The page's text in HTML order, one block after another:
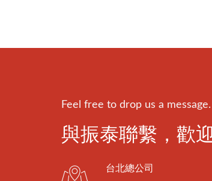
Feel free to drop us a message.
與振泰聯繫，歡
台北總公司